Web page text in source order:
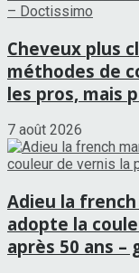
Cheveux plus
méthodes de
les pros, mais
7 août 2026
Adieu la
adopte la
après 50 ans –